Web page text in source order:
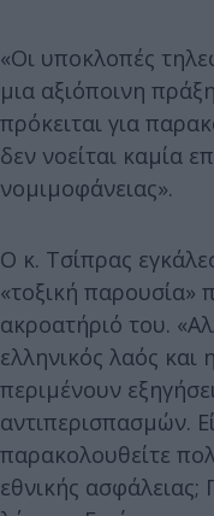
«Οι υποκλοπές
μια αξιόποινη
πρόκειται για
δεν νοείται καμία
νομιμοφάνειας».
Ο κ. Τσίπρας
«τοξική παρουσία»
ακροατήριό του.
ελληνικός λαός
περιμένουν
αντιπερισπασμών.
παρακολουθείτε
εθνικής ασφάλειας;